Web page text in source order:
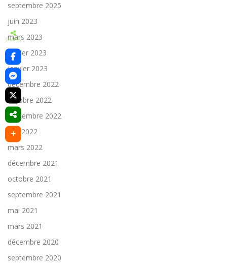
septembre 2025
juin 2023
mars 2023
février 2023
janvier 2023
décembre 2022
octobre 2022
septembre 2022
juin 2022
mars 2022
décembre 2021
octobre 2021
septembre 2021
mai 2021
mars 2021
décembre 2020
septembre 2020
SHARES